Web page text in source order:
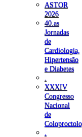
ASTOR
2026
40.as
Jornadas
de
Cardiologia,
Hipertensão
e Diabetes
XXXIV
Congresso
Nacional
de